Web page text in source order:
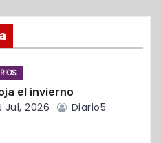
el invierno
Jul, 2026 Diario5